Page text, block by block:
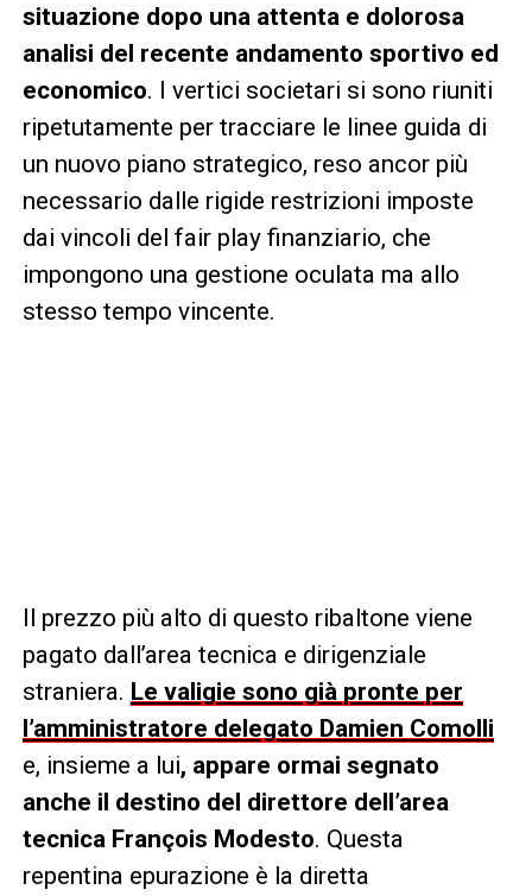
situazione dopo una attenta e dolorosa
analisi del recente andamento sportivo ed
economico. I vertici societari si sono riuniti
ripetutamente per tracciare le linee guida di
un nuovo piano strategico, reso ancor più
necessario dalle rigide restrizioni imposte
dai vincoli del fair play finanziario, che
impongono una gestione oculata ma allo
stesso tempo vincente.
Il prezzo più alto di questo ribaltone viene
pagato dall’area tecnica e dirigenziale
straniera. Le valigie sono già pronte per
l’amministratore delegato Damien Comolli
e, insieme a lui, appare ormai segnato
anche il destino del direttore dell’area
tecnica François Modesto. Questa
repentina epurazione è la diretta